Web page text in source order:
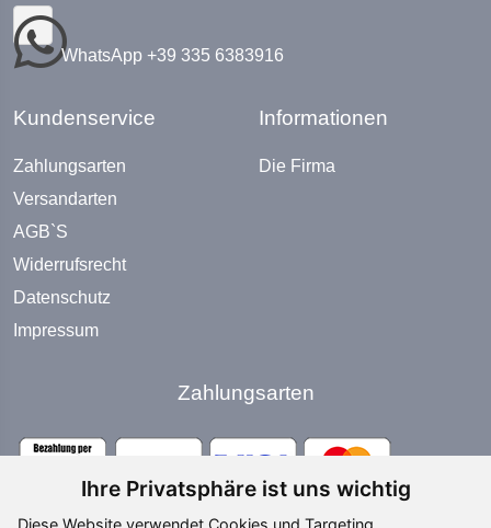
Ihre Privatsphäre ist uns wichtig
Diese Website verwendet Cookies und Targeting
WhatsApp +39 335 6383916
Kundenservice
Zahlungsarten
Versandarten
AGB`S
Widerrufsrecht
Datenschutz
Impressum
Informationen
Die Firma
Zahlungsarten